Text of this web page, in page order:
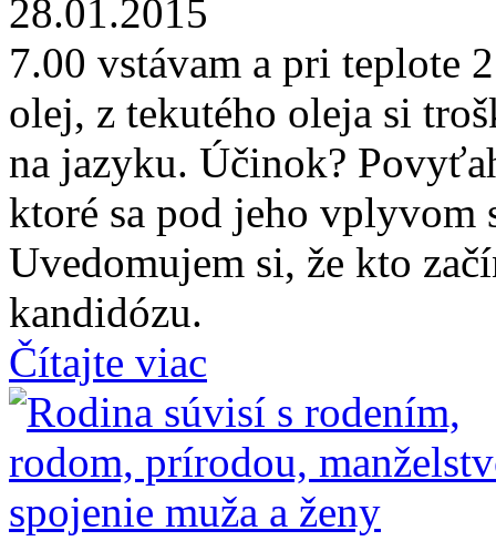
28.01.2015
7.00 vstávam a pri teplote
olej, z tekutého oleja si
na jazyku. Účinok?
ktoré sa pod jeho vplyvom
Uvedomujem si, že kto
kandidózu.
Čítajte viac